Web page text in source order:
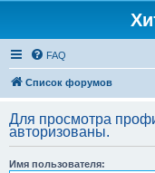
FAQ
Список форумов
Для просмотра
авторизованы.
Имя пользователя: